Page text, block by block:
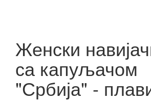
Женски
са капуљачом
"Србија" -